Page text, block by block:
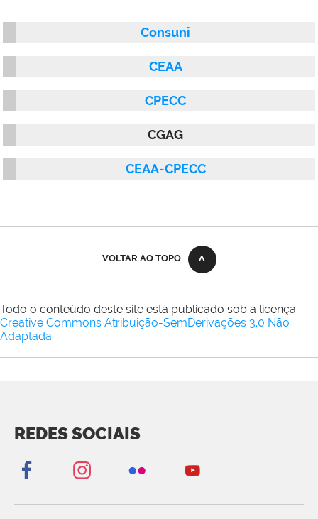
Consuni
CEAA
CPECC
CGAG
CEAA-CPECC
VOLTAR AO TOPO
Todo o conteúdo deste site está publicado sob a licença
Creative Commons Atribuição-SemDerivações 3.0 Não
Adaptada.
REDES SOCIAIS